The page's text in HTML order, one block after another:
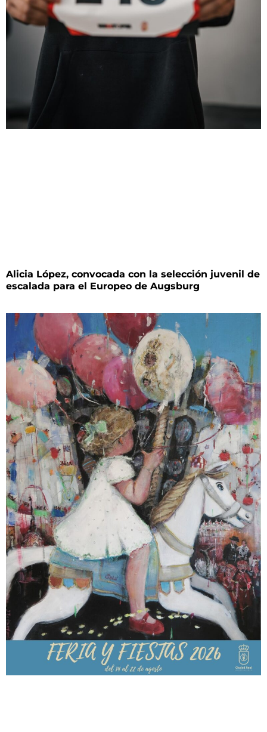
Alicia López, convocada con la selección juvenil de
escalada para el Europeo de Augsburg